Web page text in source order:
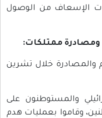
الإسعاف من الوصول
ممتلكات:
والمصادرة خلال تشرين
والمستوطنون على
وقاموا بعمليات هدم